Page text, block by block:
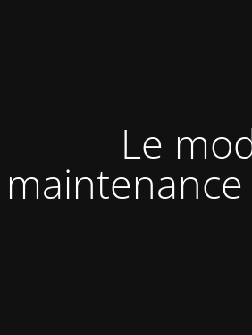
Le
maintenance